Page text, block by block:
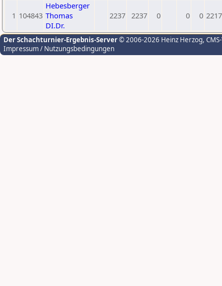
1 104843
Hebesberger
Thomas
DI.Dr.
2237 2237 0 0 0 2217
Der Schachturnier-Ergebnis-Server© 2006-2026 Heinz Herzog,
Impressum / Nutzungsbedingungen